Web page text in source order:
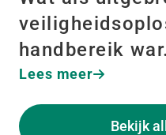
handbereik
Lees meer
Bekijk